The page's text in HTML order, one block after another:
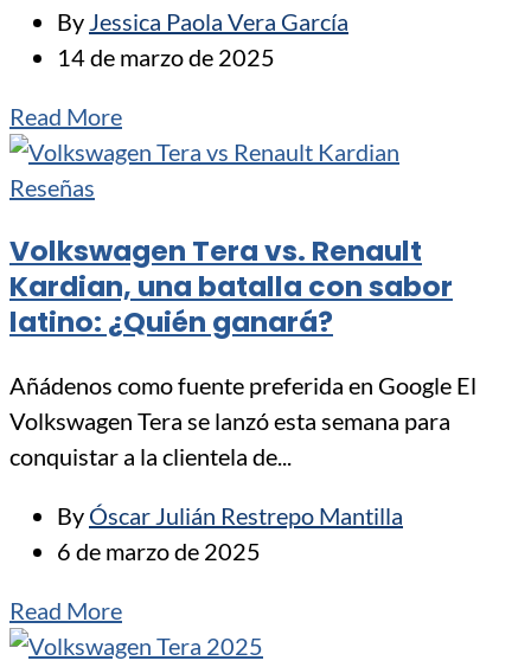
By Jessica Paola Vera García
14 de marzo de 2025
Read More
Reseñas
Volkswagen Tera vs. Renault
Kardian, una batalla con sabor
latino: ¿Quién ganará?
Añádenos como fuente preferida en Google El
Volkswagen Tera se lanzó esta semana para
conquistar a la clientela de...
By Óscar Julián Restrepo Mantilla
6 de marzo de 2025
Read More